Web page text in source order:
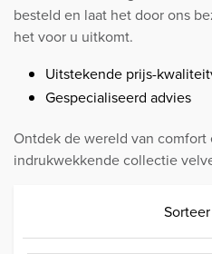
besteld en laat het door ons
het voor u uitkomt.
Uitstekende prijs-
Gespecialiseerd advies
Ontdek de wereld van
indrukwekkende collectie